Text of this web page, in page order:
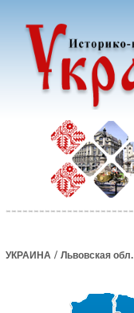
УКРАИНА / Львовская обл.